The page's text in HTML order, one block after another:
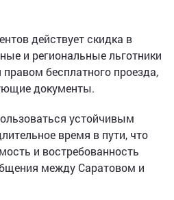
действует скидка в
и региональные льготники
бесплатного проезда,
документы.
устойчивым
время в пути, что
и востребованность
между Саратовом и